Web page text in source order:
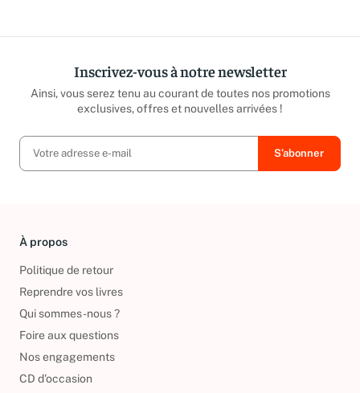
Inscrivez-vous à notre newsletter
Ainsi, vous serez tenu au courant de toutes nos promotions
exclusives, offres et nouvelles arrivées !
À propos
Politique de retour
Reprendre vos livres
Qui sommes-nous ?
Foire aux questions
Nos engagements
CD d'occasion